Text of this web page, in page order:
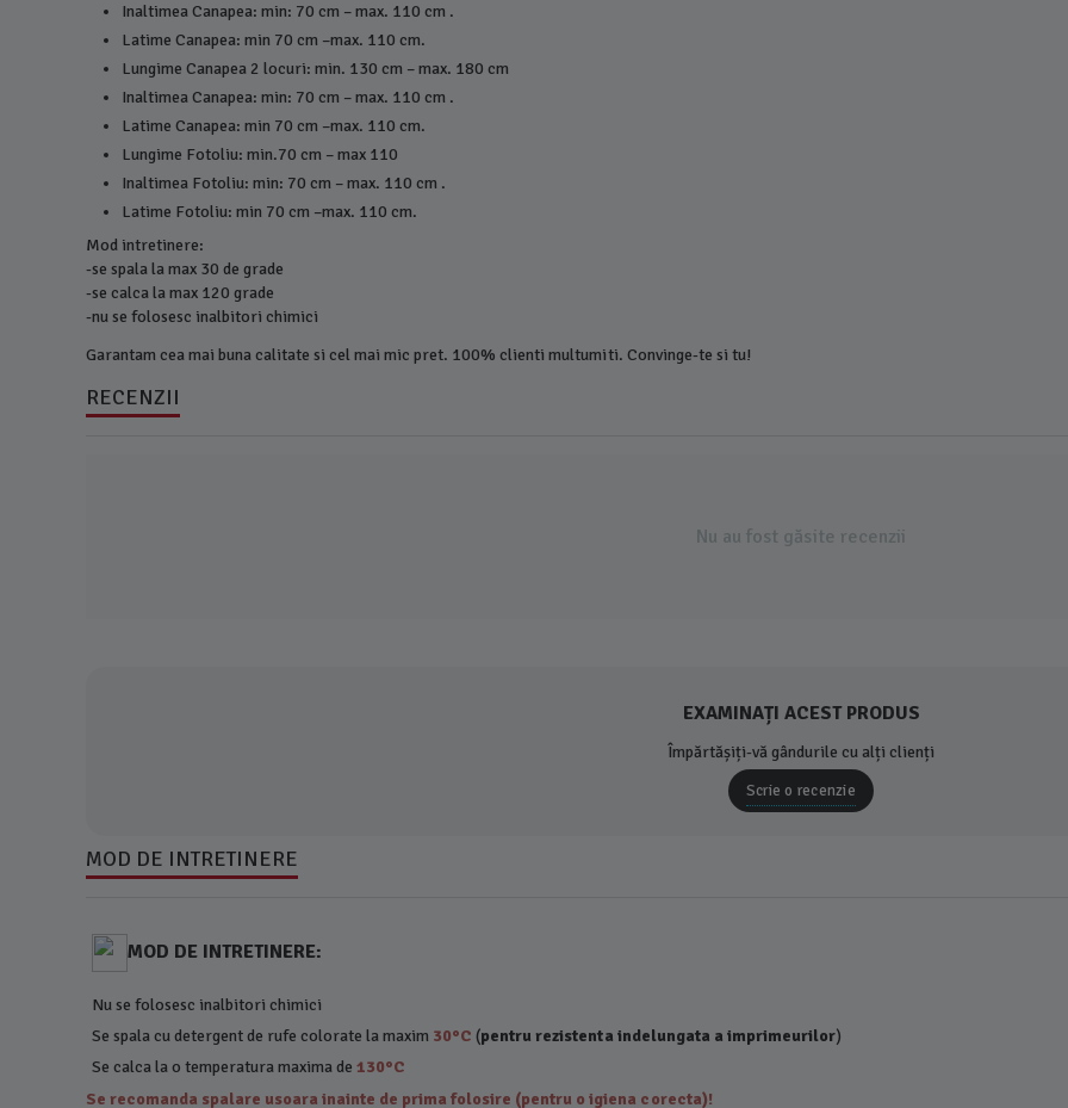
Inaltimea Canapea: min: 70 cm – max. 110 cm .
Latime Canapea: min 70 cm –max. 110 cm.
Lungime Canapea 2 locuri: min. 130 cm – max. 180 cm
Inaltimea Canapea: min: 70 cm – max. 110 cm .
Latime Canapea: min 70 cm –max. 110 cm.
Lungime Fotoliu: min.70 cm – max 110
Inaltimea Fotoliu: min: 70 cm – max. 110 cm .
Latime Fotoliu: min 70 cm –max. 110 cm.
Mod intretinere:
-se spala la max 30 de grade
-se calca la max 120 grade
-nu se folosesc inalbitori chimici
Garantam cea mai buna calitate si cel mai mic pret. 100% clienti multumiti. Convinge-te si tu!
RECENZII
Nu au fost găsite recenzii
EXAMINAȚI ACEST PRODUS
Împărtășiți-vă gândurile cu alți clienți
Scrie o recenzie
MOD DE INTRETINERE
MOD DE INTRETINERE:
Nu se folosesc inalbitori chimici
Se spala cu detergent de rufe colorate la maxim 30°C (pentru rezistenta indelungata a imprimeurilor)
Se calca la o temperatura maxima de130°C
Se recomanda spalare usoara inainte de prima folosire (pentru o igiena corecta)!